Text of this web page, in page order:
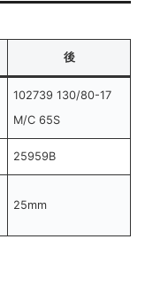
後
102739 130/80-17
M/C 65S
25959B
25mm